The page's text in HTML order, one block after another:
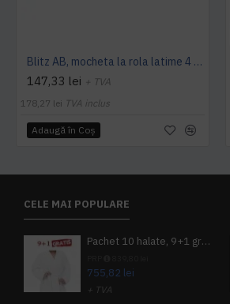
Blitz AB, mocheta la rola latime 4 m, Balta Industries
147,33 lei + TVA
178,27 lei TVA inclus
Adaugă în Coş
CELE MAI POPULARE
Pachet 10 halate, 9+1 gratuit
755,82 lei
+ TVA